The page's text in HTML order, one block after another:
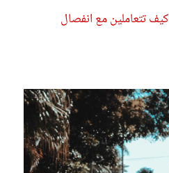
كيف تتعاملين مع انفصال